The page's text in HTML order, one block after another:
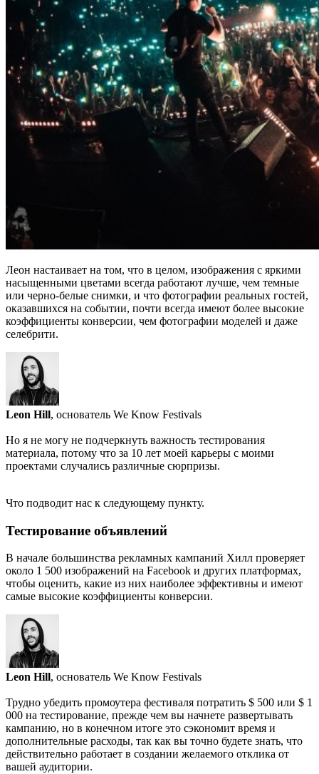
Леон настаивает на том, что в целом, изображения с яркими
насыщенными цветами всегда работают лучше, чем темные
или черно-белые снимки, и что фотографии реальных гостей,
оказавшихся на событии, почти всегда имеют более высокие
коэффициенты конверсии, чем фотографии моделей и даже
селебрити.
Leon Hill, основатель We Know Festivals
Но я не могу не подчеркнуть важность тестирования
материала, потому что за 10 лет моей карьеры с моими
проектами случались различные сюрпризы.
Что подводит нас к следующему пункту.
Тестирование объявлений
В начале большинства рекламных кампаний Хилл проверяет
около 1 500 изображений на Facebook и других платформах,
чтобы оценить, какие из них наиболее эффективны и имеют
самые высокие коэффициенты конверсии.
Leon Hill, основатель We Know Festivals
Трудно убедить промоутера фестиваля потратить $ 500 или $ 1
000 на тестирование, прежде чем вы начнете развертывать
кампанию, но в конечном итоге это сэкономит время и
дополнительные расходы, так как вы точно будете знать, что
действительно работает в создании желаемого отклика от
вашей аудитории.